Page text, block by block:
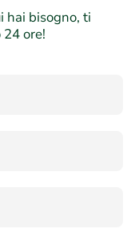
hai bisogno, ti
ore!